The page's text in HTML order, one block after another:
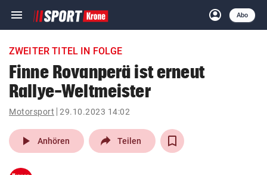
menu Navigation
ein-/ausklappen
account_circle
Anmelden
Abo
close Schließen
account_circle Anmelden
pin_drop
Wien arrow_right
ZWEITER TITEL IN FOLGE
Finne Rovanperä ist erneut
Rallye-Weltmeister
Motorsport 29.10.2023 14:02
play_arrow Anhören Teilen